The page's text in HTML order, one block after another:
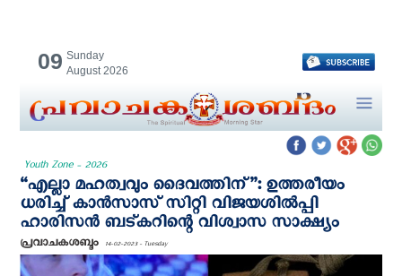
09 Sunday
August 2026
Youth Zone - 2026
‘‘എല്ലാ മഹത്വവും ദൈവത്തിന്’’: ഉത്തരീയം
ധരിച്ച് കാന്‍സാസ് സിറ്റി വിജയശില്‍പ്പി
ഹാരിസന്‍ ബട്കറിന്റെ വിശ്വാസ സാക്ഷ്യം
പ്രവാചകശബ്ദം 14-02-2023 - Tuesday